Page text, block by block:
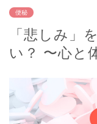
便秘
「悲しみ」
い？ 〜心と